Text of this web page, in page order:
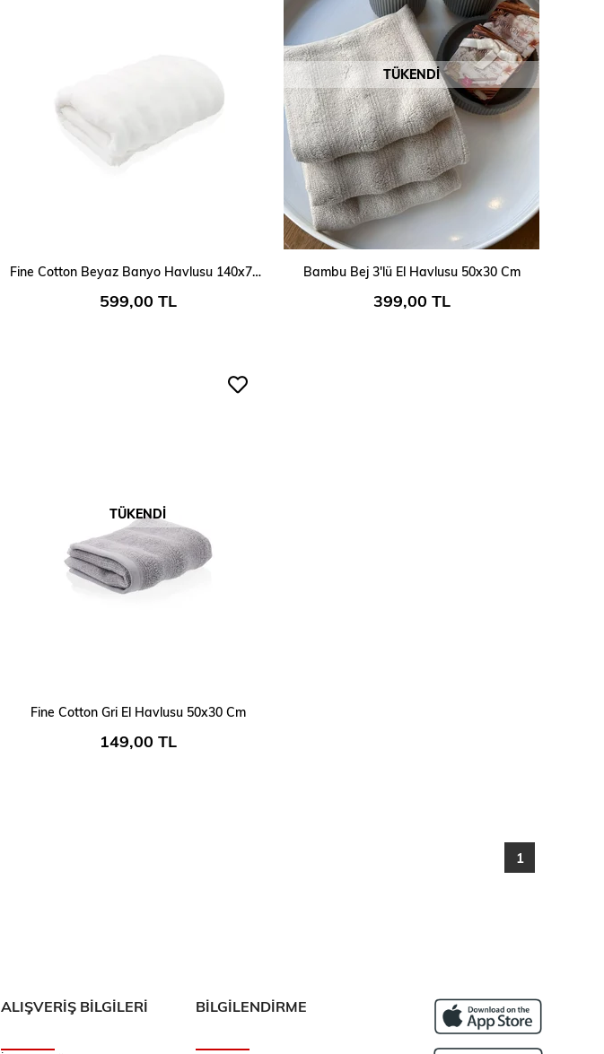
SEPETE EKLE
Fine Cotton Beyaz Banyo Havlusu 140x70 Cm
599,00 TL
TÜKENDI
Bambu Bej 3'lü El Havlusu 50x30 Cm
399,00 TL
TÜKENDI
Fine Cotton Gri El Havlusu 50x30 Cm
149,00 TL
1
ALIŞVERİŞ BİLGİLERİ BİLGİLENDİRME